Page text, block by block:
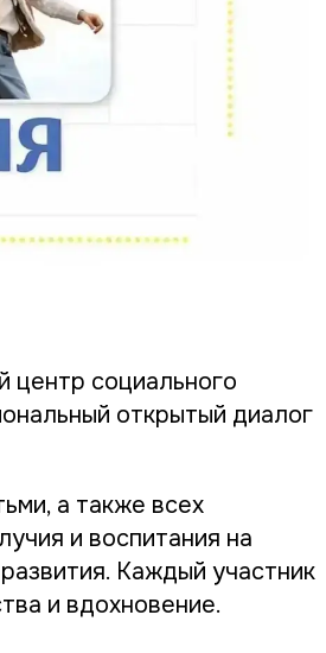
центр социального
открытый диалог
а также всех
и воспитания на
Каждый участник
и вдохновение.